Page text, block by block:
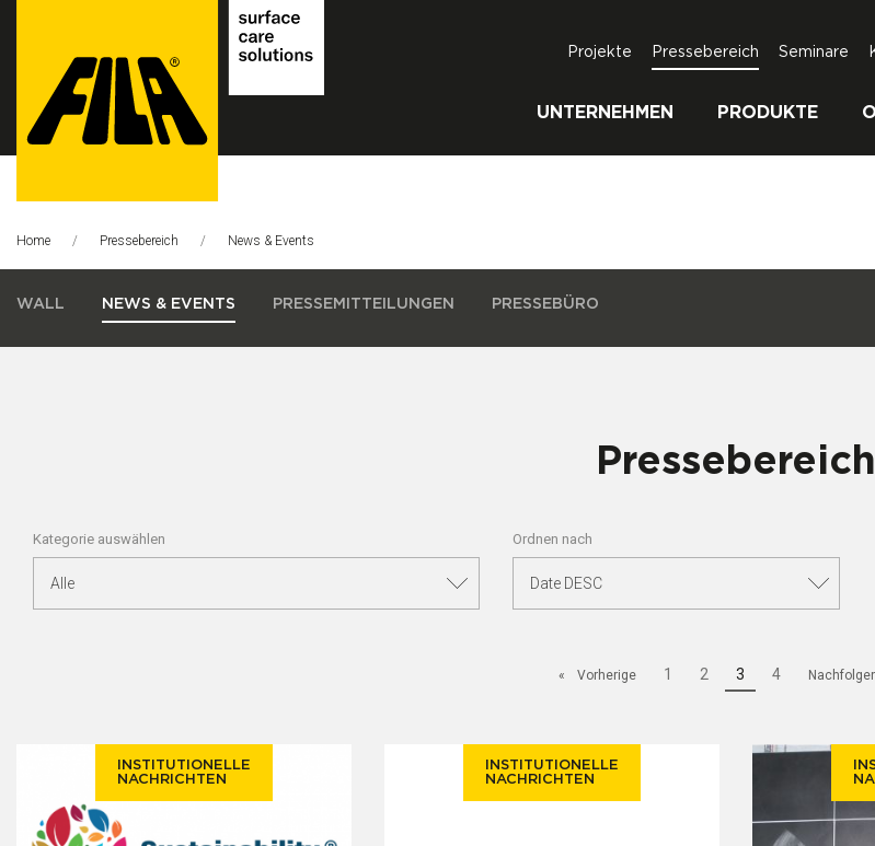
Solutions
S.p.A.
UNTERNEHMEN PRODUKTE
Projekte Pressebereich Seminare
Home Pressebereich Aktuelle Seite:
News & Events
WALL NEWS & EVENTS PRESSEMITTEILUNGEN PRESSEBÜRO
Pressebereich
Kategorie auswählen Ordnen nach
Vorherige 1 2
Aktuelle
3 4
INSTITUTIONELLE
NACHRICHTEN
INSTITUTIONELLE
NACHRICHTEN